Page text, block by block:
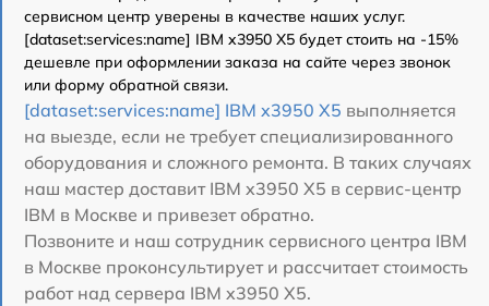
сервисном центр уверены в качестве наших услуг.
[dataset:services:name] IBM x3950 X5 будет стоить на -15%
дешевле при оформлении заказа на сайте через звонок
или форму обратной связи.
[dataset:services:name] IBM x3950 X5 выполняется
на выезде, если не требует специализированного
оборудования и сложного ремонта. В таких случаях
наш мастер доставит IBM x3950 X5 в сервис-центр
IBM в Москве и привезет обратно.
Позвоните и наш сотрудник сервисного центра IBM
в Москве проконсультирует и рассчитает стоимость
работ над сервера IBM x3950 X5.